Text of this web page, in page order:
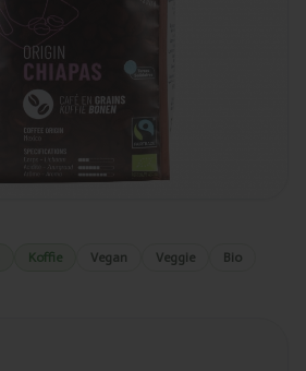
Koffie Vegan Veggie
Bio